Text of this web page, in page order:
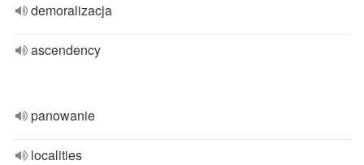
demoralizacja
ascendency
panowanie
localities